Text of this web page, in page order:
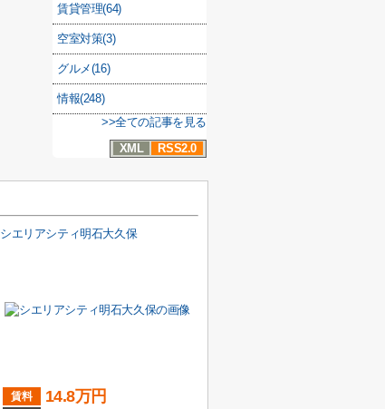
賃貸管理(64)
空室対策(3)
グルメ(16)
情報(248)
>>全ての記事を見る
XML
RSS2.0
シエリアシティ明石大久保
賃料 14.8万円